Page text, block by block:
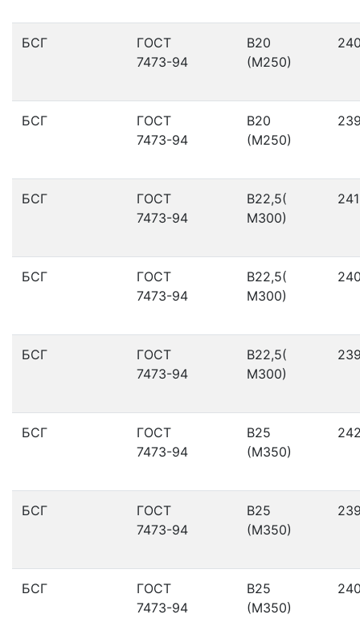
БСГ
ГОСТ
7473-94
В20
(М250)
БСГ
ГОСТ
7473-94
В20
(М250)
БСГ
ГОСТ
7473-94
В22,5(
М300)
БСГ
ГОСТ
7473-94
В22,5(
М300)
БСГ
ГОСТ
7473-94
В22,5(
М300)
БСГ
ГОСТ
7473-94
В25
(М350)
БСГ
ГОСТ
7473-94
В25
(М350)
БСГ
ГОСТ
7473-94
В25
(М350)